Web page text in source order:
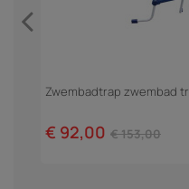
Zwembadtrap zwembad
€ 92,00 € 153,00